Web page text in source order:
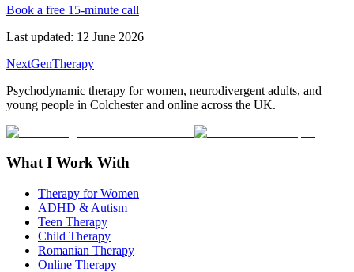
Book a free 15-minute call
Last updated: 12 June 2026
NextGenTherapy
Psychodynamic therapy for women, neurodivergent adults, and
young people in Colchester and online across the UK.
What I Work With
Therapy for Women
ADHD & Autism
Teen Therapy
Child Therapy
Romanian Therapy
Online Therapy